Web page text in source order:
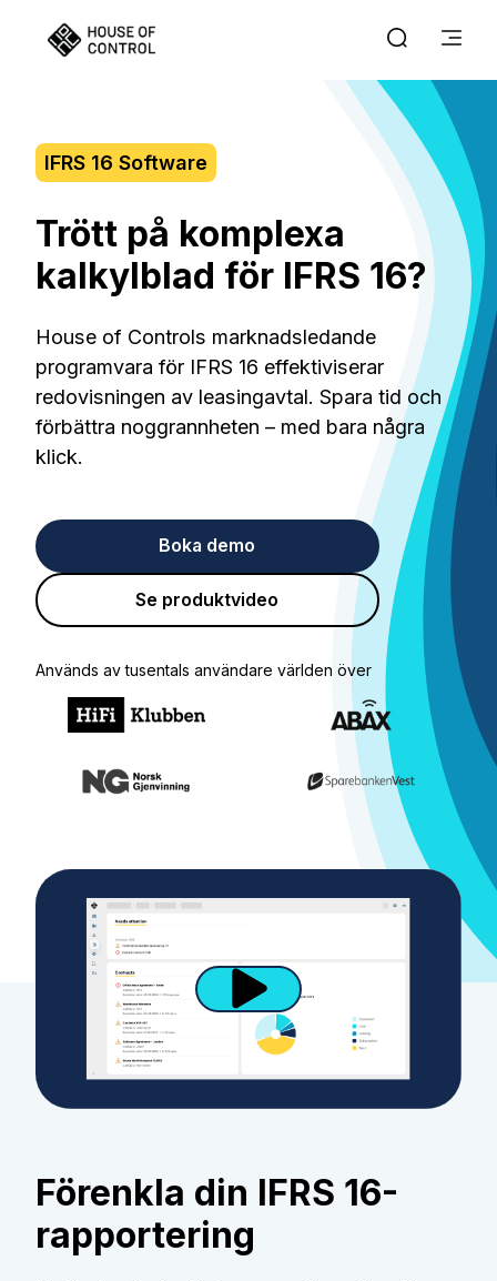
IFRS 16 Software
Trött på komplexa
kalkylblad för IFRS 16?
House of Controls marknadsledande
programvara för IFRS 16 effektiviserar
redovisningen av leasingavtal. Spara tid och
förbättra noggrannheten – med bara några
klick.
Boka demo
Se produktvideo
Används av tusentals användare världen över
Förenkla din IFRS 16-
rapportering